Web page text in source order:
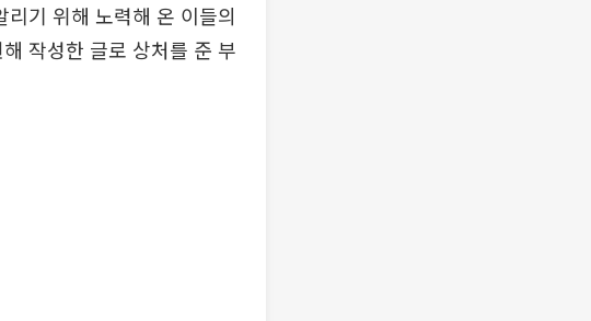
기 위해 노력해 온 이들의
작성한 글로 상처를 준 부